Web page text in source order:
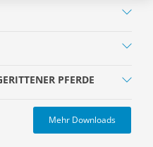
PFERDE
Mehr Downloads